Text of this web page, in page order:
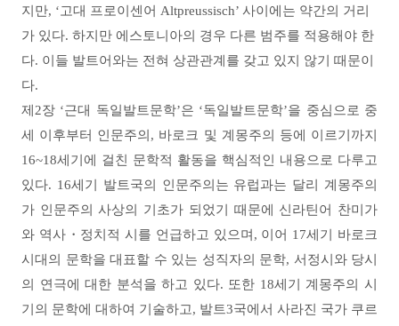
지만, ‘고대 프로이센어 Altpreussisch’ 사이에는 약간의 거리
가 있다. 하지만 에스토니아의 경우 다른 범주를 적용해야 한
다. 이들 발트어와는 전혀 상관관계를 갖고 있지 않기 때문이
다.
제 2장 ‘근대 독일발트문학’은 ‘독일발트문학’을 중심으로 중
세 이후부터 인문주의 , 바로크 및 계몽주의 등에 이르기까지
16~18세기에 걸친 문학적 활동을 핵심적인 내용으로 다루고
있다. 16세기 발트국의 인문주의는 유럽과는 달리 계몽주의
가 인문주의 사상의 기초가 되었기 때문에 신라틴어 찬미가
와 역사・ 정치적 시를 언급하고 있으며 , 이어 17세기 바로크
시대의 문학을 대표할 수 있는 성직자의 문학, 서정시와 당시
의 연극에 대한 분석을 하고 있다. 또한 18세기 계몽주의 시
기의 문학에 대하여 기술하고, 발트3국에서 사라진 국가 쿠르